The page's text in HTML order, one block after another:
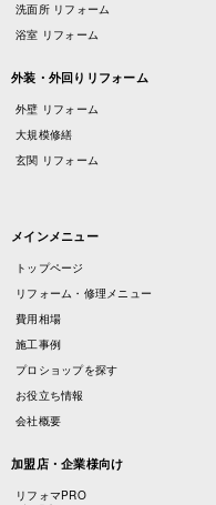
洗面所 リフォーム
浴室 リフォーム
外装・外回りリフォーム
外壁 リフォーム
大規模修繕
玄関 リフォーム
メインメニュー
トップページ
リフォーム・修理メニュー
費用相場
施工事例
プロショップを探す
お役立ち情報
会社概要
加盟店・企業様向け
リフォマPRO